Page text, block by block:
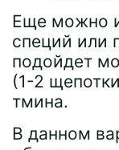
Еще можно
специй или
подойдет
(1-2
тмина.
В данном